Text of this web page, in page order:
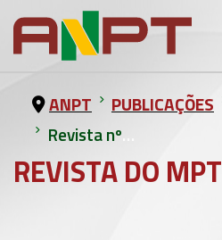
REVISTA DO MPT
ANPT PUBLICAÇÕES
Revista nº16